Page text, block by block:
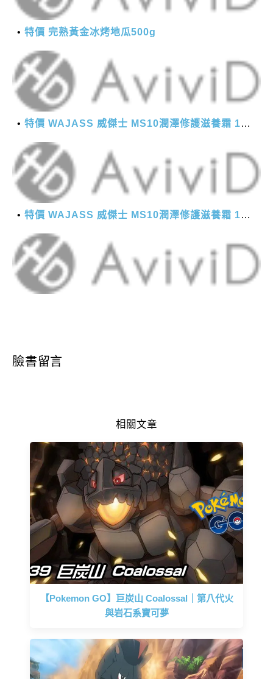
特價 完熟黃金冰烤地瓜500g
特價 WAJASS 威傑士 MS10潤澤修護滋養霜 130ml
特價 WAJASS 威傑士 MS10潤澤修護滋養霜 130ml
臉書留言
相關文章
【Pokemon GO】巨炭山 Coalossal｜第八代火
與岩石系寶可夢